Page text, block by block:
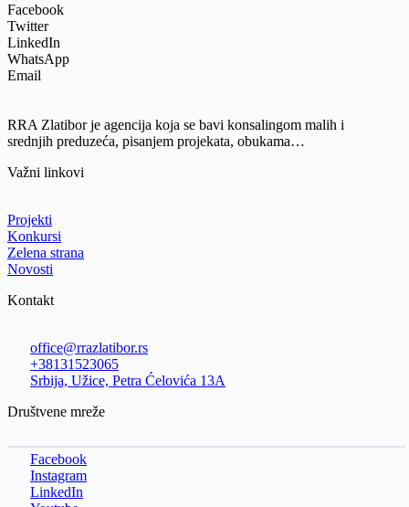
Facebook
Twitter
LinkedIn
WhatsApp
Email
RRA Zlatibor je agencija koja se bavi konsalingom malih i
srednjih preduzeća, pisanjem projekata, obukama…
Važni linkovi
Projekti
Konkursi
Zelena strana
Novosti
Kontakt
office@rrazlatibor.rs
+38131523065
Srbija, Užice, Petra Ćelovića 13A
Društvene mreže
Facebook
Instagram
LinkedIn